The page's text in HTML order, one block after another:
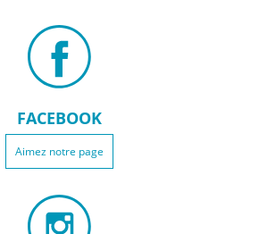
FACEBOOK
Aimez notre page